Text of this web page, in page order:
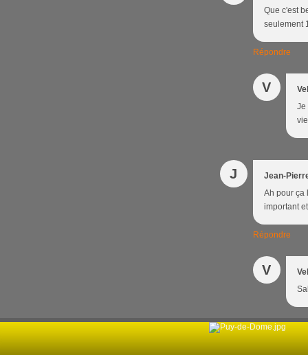
Que c'est
seulement
Répondre
V
Je
J
Jean-
Ah pour ça
important
Répondre
V